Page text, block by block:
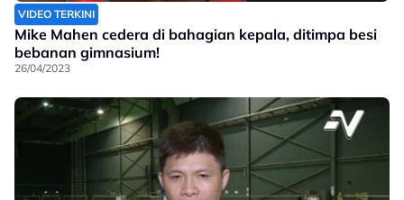
VIDEO TERKINI
Mike Mahen cedera di bahagian kepala, ditimpa besi
bebanan gimnasium!
26/04/2023